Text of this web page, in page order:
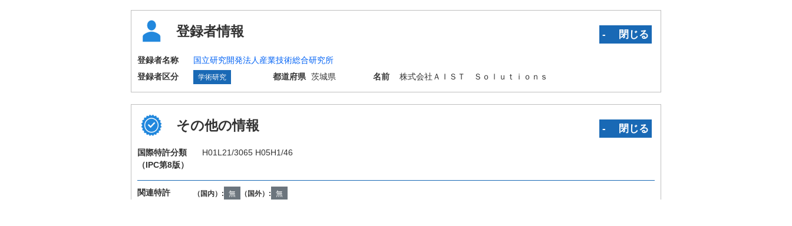
登録者情報 ‐ 閉じる
登録者名称
国立研究開発法人産業技術総合研究所
登録者区分
学術研究 都道府県 茨城県 名前 株式会社ＡＩＳＴ Ｓｏｌｕｔｉｏｎｓ
その他の情報 ‐ 閉じる
国際特許分類
（IPC第8版）
H01L21/3065 H05H1/46
関連特許 （国内）: 無 （国外）: 無